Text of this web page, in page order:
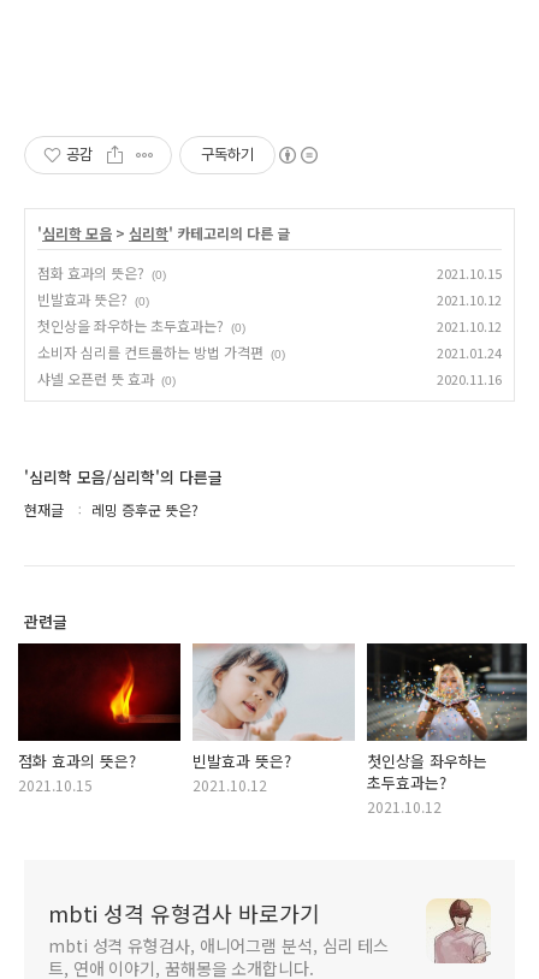
공감 구독하기
'심리학 모음 > 심리학' 카테고리의 다른 글
점화 효과의 뜻은?
(0) 2021.10.15
빈발효과 뜻은? (0) 2021.10.12
첫인상을 좌우하는 초두효과는? (0) 2021.10.12
소비자 심리를 컨트롤하는 방법 가격편 (0) 2021.01.24
샤넬 오픈런 뜻 효과 (0) 2020.11.16
'심리학 모음/심리학'의 다른글
현재글 레밍 증후군 뜻은?
관련글
점화 효과의 뜻은?
2021.10.15
빈발효과 뜻은?
2021.10.12
첫인상을 좌우하는
초두효과는?
2021.10.12
mbti 성격 유형검사 바로가기
mbti 성격 유형검사, 애니어그램 분석, 심리 테스
트, 연애 이야기, 꿈해몽을 소개합니다.